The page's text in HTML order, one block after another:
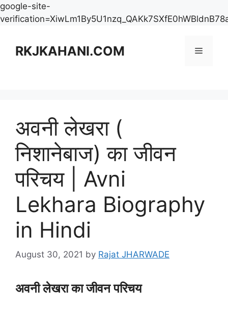
google-site-
contentRKJKAHANI.COM Menu
अवनी लेखरा (
निशानेबाज) का जीवन
परिचय | Avni
Lekhara Biography
in Hindi
August 30, 2021 by Rajat JHARWADE
अवनीलेखराका जीवन परिचय